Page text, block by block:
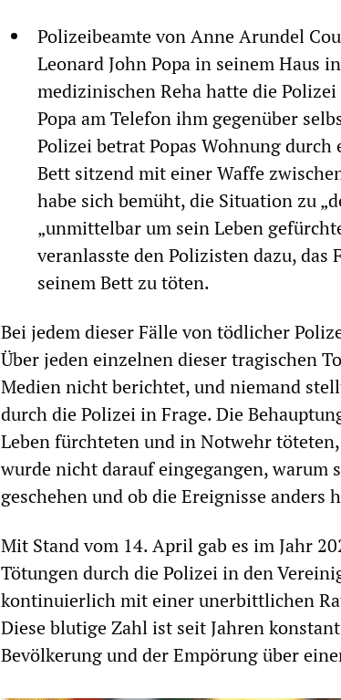
Polizeibeamte von Anne Arundel
Leonard John Popa in seinem Haus
medizinischen Reha hatte die
Popa am Telefon ihm gegenüber
Polizei betrat Popas Wohnung
Bett sitzend mit einer Waffe
habe sich bemüht, die Situation zu
„unmittelbar um sein Leben
veranlasste den Polizisten dazu,
seinem Bett zu töten.
Bei jedem dieser Fälle von tödlicher
Über jeden einzelnen dieser tragischen
Medien nicht berichtet, und niemand
durch die Polizei in Frage. Die
Leben fürchteten und in Notwehr
wurde nicht darauf eingegangen, warum
geschehen und ob die Ereignisse anders
Mit Stand vom 14. April gab es im Jahr
Tötungen durch die Polizei in den
kontinuierlich mit einer unerbittlichen
Diese blutige Zahl ist seit Jahren
Bevölkerung und der Empörung über